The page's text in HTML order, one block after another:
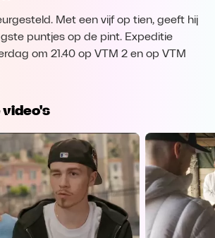
Met een vijf op tien, geeft hij
puntjes op de pint. Expeditie
om 21.40 op VTM 2 en op VTM